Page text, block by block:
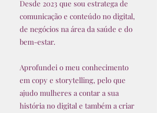
Desde 2023 que sou estratega de
comunicação e conteúdo no digital,
de negócios na área da saúde e do
bem-estar.
Aprofundei o meu conhecimento
em copy e storytelling, pelo que
ajudo mulheres a contar a sua
história no digital e também a criar